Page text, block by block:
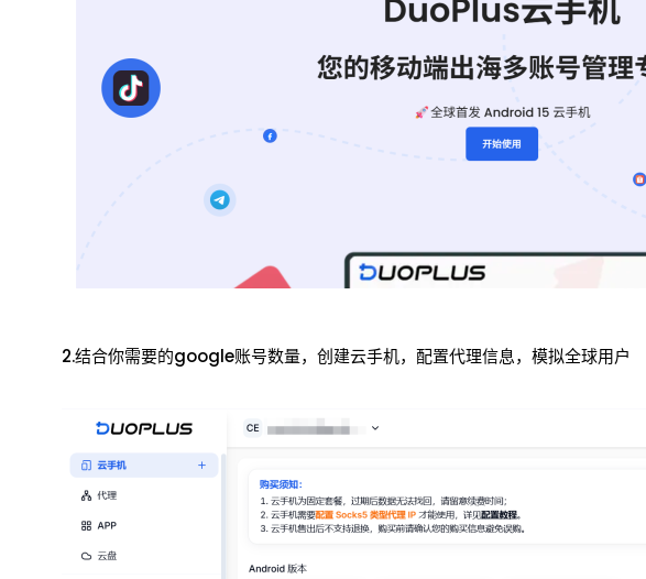
2.结合你需要的google账号数量，创建云手机，配置代理信息，模拟全球用户